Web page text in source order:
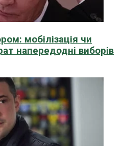
мобілізація чи
напередодні виборів